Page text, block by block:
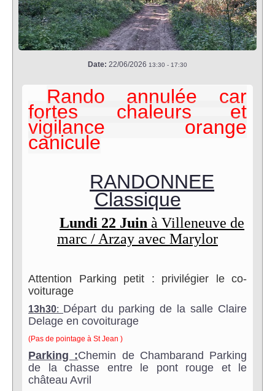
Date: 22/06/2026 13:30 - 17:30
Rando annulée car
fortes chaleurs et
vigilance orange
canicule
RANDONNEE
Classique
Lundi 22 Juin àVilleneuve de
marc / Arzay avec Marylor
Attention Parking petit : privilégier le co-
voiturage
13h30: Départ du parking de la salle Claire
Delage en covoiturage
(Pas de pointage à St Jean )
Parking :Chemin de Chambarand Parking
de la chasse entre le pont rouge et le
château Avril